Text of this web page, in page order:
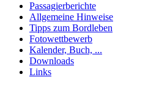
Passagierberichte
Allgemeine Hinweise
Tipps zum Bordleben
Fotowettbewerb
Kalender, Buch, ...
Downloads
Links